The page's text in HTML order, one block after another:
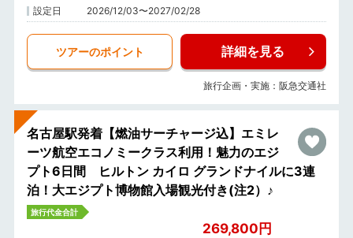
設定日 2026/12/03〜2027/02/28
ツアーのポイント 詳細を見る
旅行企画・実施：阪急交通社
名古屋駅発着【燃油サーチャージ込】エミレ
ーツ航空エコノミークラス利用！魅力のエジ
プト6日間 ヒルトン カイロ グランドナイルに3連
泊！大エジプト博物館入場観光付き(注2）♪
旅行代金合計
269,800円